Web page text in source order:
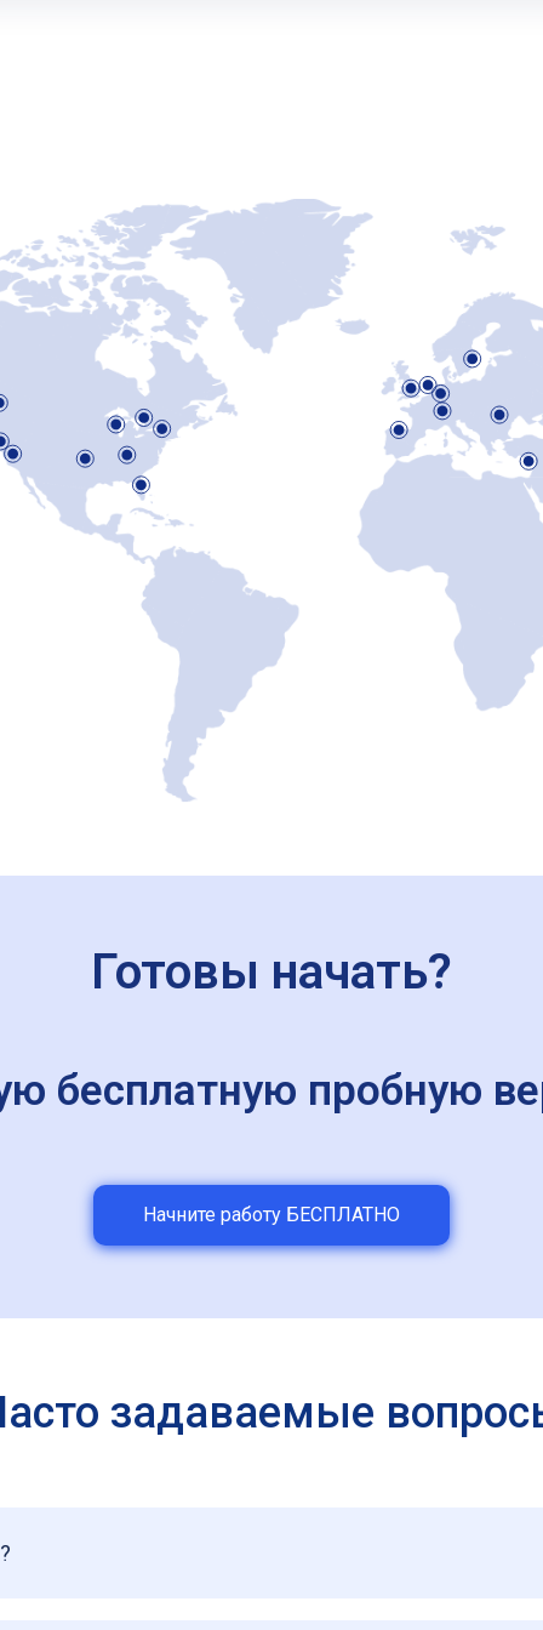
Готовы начать?
бесплатную пробную
Начните работу БЕСПЛАТНО
задаваемые